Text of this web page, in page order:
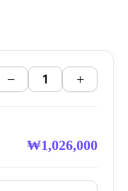
− +
₩1,026,000